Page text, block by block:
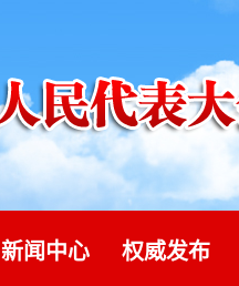
新闻中心 权威发布